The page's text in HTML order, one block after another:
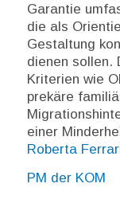
Garantie
die als
Gestaltung
dienen sollen.
Kriterien wie
prekäre
einer
Roberta
PM der KOM